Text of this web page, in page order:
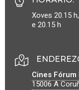
Xoves 20.15
e 20.15 h
Cines
15006A